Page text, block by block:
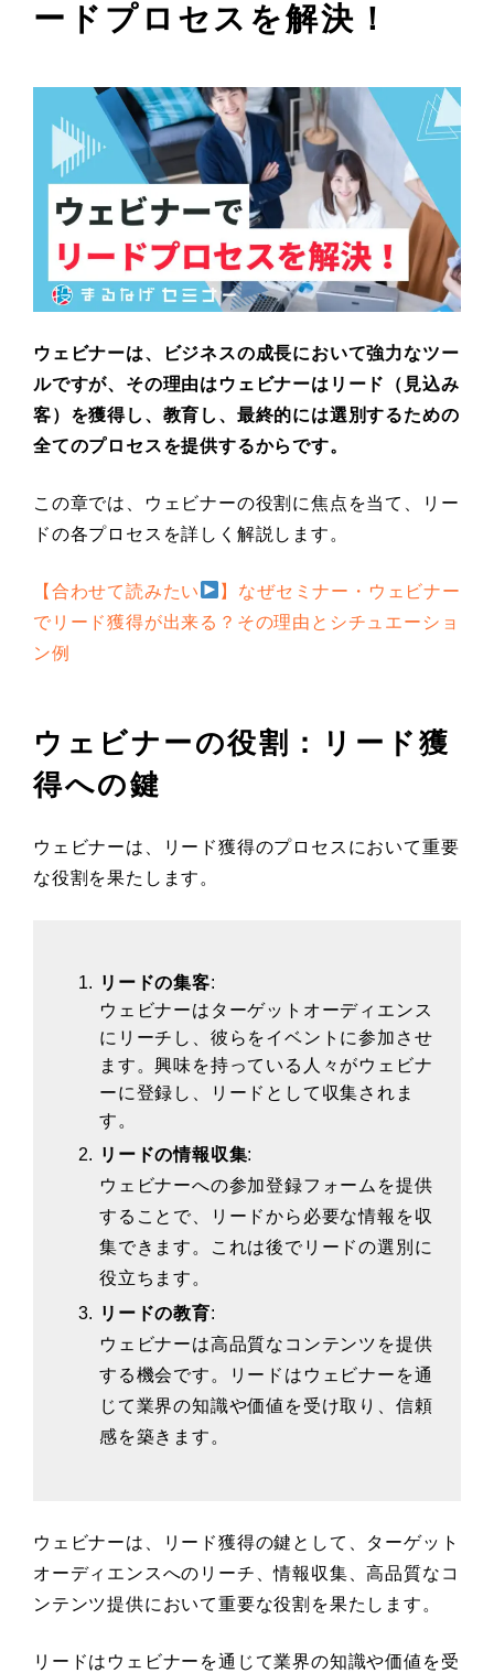
ードプロセスを解決！
ウェビナーは、ビジネスの成長において強力なツー
ルですが、その理由はウェビナーはリード（見込み
客）を獲得し、教育し、最終的には選別するための
全てのプロセスを提供するからです。
この章では、ウェビナーの役割に焦点を当て、リー
ドの各プロセスを詳しく解説します。
【合わせて読みたい
】なぜセミナー・ウェビナー
でリード獲得が出来る？その理由とシチュエーショ
ン例
ウェビナーの役割：リード獲
得への鍵
ウェビナーは、リード獲得のプロセスにおいて重要
な役割を果たします。
リードの集客:
ウェビナーはターゲットオーディエンス
にリーチし、彼らをイベントに参加させ
ます。興味を持っている人々がウェビナ
ーに登録し、リードとして収集されま
す。
リードの情報収集:
ウェビナーへの参加登録フォームを提供
することで、リードから必要な情報を収
集できます。これは後でリードの選別に
役立ちます。
リードの教育:
ウェビナーは高品質なコンテンツを提供
する機会です。リードはウェビナーを通
じて業界の知識や価値を受け取り、信頼
感を築きます。
ウェビナーは、リード獲得の鍵として、ターゲット
オーディエンスへのリーチ、情報収集、高品質なコ
ンテンツ提供において重要な役割を果たします。
リードはウェビナーを通じて業界の知識や価値を受